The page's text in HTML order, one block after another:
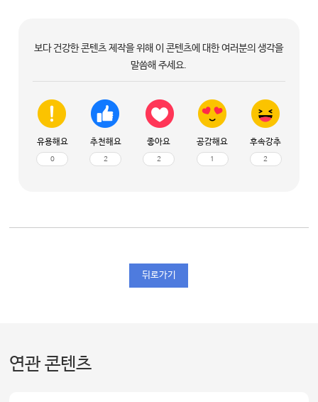
보다 건강한 콘텐츠 제작을 위해 이 콘텐츠에 대한 여러분의 생각을
말씀해 주세요.
유용해요
0
추천해요
2
좋아요
2
공감해요
1
후속강추
2
뒤로가기
연관 콘텐츠